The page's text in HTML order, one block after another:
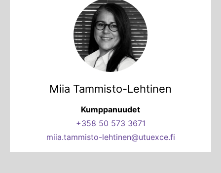
Miia Tammisto-Lehtinen
Kumppanuudet
+358 50 573 3671
miia.tammisto-lehtinen@utuexce.fi